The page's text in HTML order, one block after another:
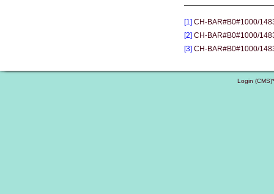
[1] CH-BAR#B0#1000/
[2] CH-BAR#B0#1000/
[3] CH-BAR#B0#1000/
Login (CMS)*